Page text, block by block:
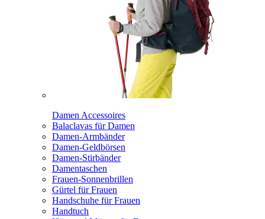
Damen Accessoires
Balaclavas für Damen
Damen-Armbänder
Damen-Geldbörsen
Damen-Stirbänder
Damentaschen
Frauen-Sonnenbrillen
Gürtel für Frauen
Handschuhe für Frauen
Handtuch